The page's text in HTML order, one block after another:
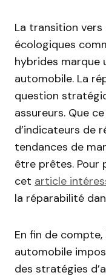
La transition vers
écologiques
hybrides marque
automobile. La
question
assureurs. Que
d’indicateurs de
tendances de
être prêtes. Pour
cet article
la réparabilité
En fin de
automobile
des stratégies